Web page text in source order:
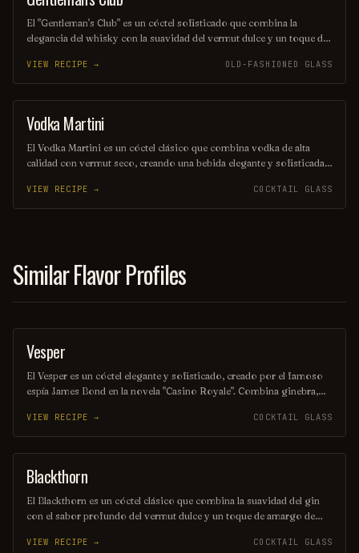
El "Gentleman's Club" es un cóctel sofisticado que combina la
elegancia del whisky con la suavidad del vermut dulce y un toque de
quienes buscan una experiencia refinada y llena de carácter. Perfecto
para una noche de conversación y estilo.
VIEW RECIPE → OLD-FASHIONED GLASS
ORDINARY DRINK
Vodka Martini
El Vodka Martini es un cóctel clásico que combina vodka de alta
calidad con vermut seco, creando una bebida elegante y sofisticada.
aceituna o un twist de limón, ofreciendo un sabor suave y refinado
que es perfecto para cualquier ocasión.
VIEW RECIPE → COCKTAIL GLASS
Similar Flavor Profiles
COCKTAIL
Vesper
El Vesper es un cóctel elegante y sofisticado, creado por el famoso
espía James Bond en la novela "Casino Royale". Combina ginebra,
copa de cóctel, adornado con un twist de limón. Su sabor distintivo
y refrescante lo convierte en una opción ideal para los amantes de
las bebidas clásicas.
VIEW RECIPE → COCKTAIL GLASS
ORDINARY DRINK
Blackthorn
El Blackthorn es un cóctel clásico que combina la suavidad del gin
con el sabor profundo del vermut dulce y un toque de amargo de
equilibrado, lo convierten en una opción perfecta para quienes
VIEW RECIPE → COCKTAIL GLASS